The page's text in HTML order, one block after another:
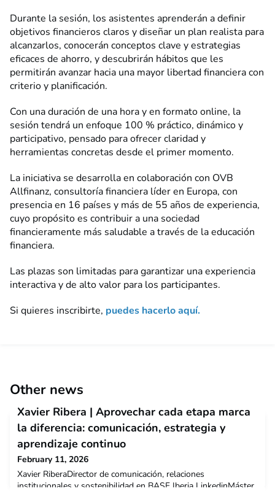
Durante la sesión, los asistentes aprenderán a definir
objetivos financieros claros y diseñar un plan realista para
alcanzarlos, conocerán conceptos clave y estrategias
eficaces de ahorro, y descubrirán hábitos que les
permitirán avanzar hacia una mayor libertad financiera con
criterio y planificación.
Con una duración de una hora y en formato online, la
sesión tendrá un enfoque 100 % práctico, dinámico y
participativo, pensado para ofrecer claridad y
herramientas concretas desde el primer momento.
La iniciativa se desarrolla en colaboración con OVB
Allfinanz, consultoría financiera líder en Europa, con
presencia en 16 países y más de 55 años de experiencia,
cuyo propósito es contribuir a una sociedad
financieramente más saludable a través de la educación
financiera.
Las plazas son limitadas para garantizar una experiencia
interactiva y de alto valor para los participantes.
Si quieres inscribirte, puedes hacerlo aquí.
Other news
Xavier Ribera | Aprovechar cada etapa marca
la diferencia: comunicación, estrategia y
aprendizaje continuo
February 11, 2026
Xavier RiberaDirector de comunicación, relaciones
institucionales y sostenibilidad en BASF Iberia LinkedinMáster